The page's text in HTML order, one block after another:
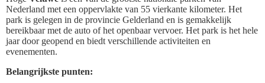
Nederland met een oppervlakte van 55 vierkante kilometer. Het
park is gelegen in de provincie Gelderland en is gemakkelijk
bereikbaar met de auto of het openbaar vervoer. Het park is het hele
jaar door geopend en biedt verschillende activiteiten en
evenementen.
Belangrijkste punten: